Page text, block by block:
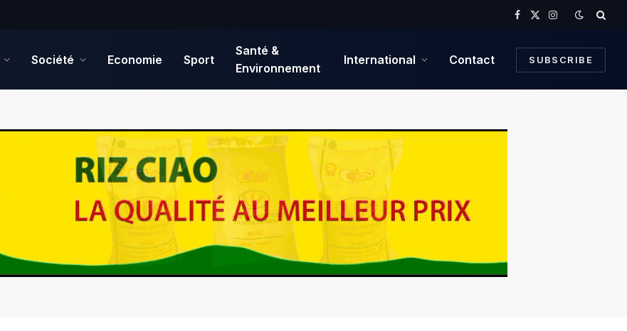
Facebook
X
Instagram
Société Economie Sport
Santé &
Environnement
International Contact SUBSCRIBE